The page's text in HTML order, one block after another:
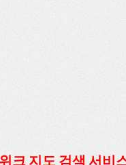
크 지도 검색 서비